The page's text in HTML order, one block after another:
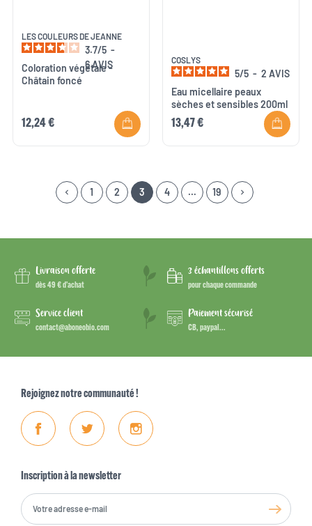
LES COULEURS DE JEANNE
3.7/5 -
6AVIS
Coloration végétale -
Châtain foncé
12,24 €
COSLYS
5/5 - 2AVIS
Eau micellaire peaux
sèches et sensibles 200ml
13,47 €
keyboard_arrow_left
Précédent
1 2 3 4 … 19 keyboard_arrow_right
Suivant
Livraison offerte
dès 49 € d’achat
3 échantillons offerts
pour chaque commande
Service client
contact@aboneobio.com
Paiement sécurisé
CB, paypal...
Rejoignez notre communauté !
FacebookTwitter Instagram
Inscription à la newsletter